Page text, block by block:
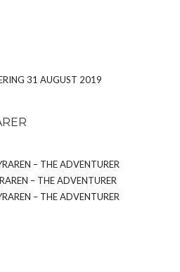
31 AUGUST 2019
– THE ADVENTURER
– THE ADVENTURER
– THE ADVENTURER